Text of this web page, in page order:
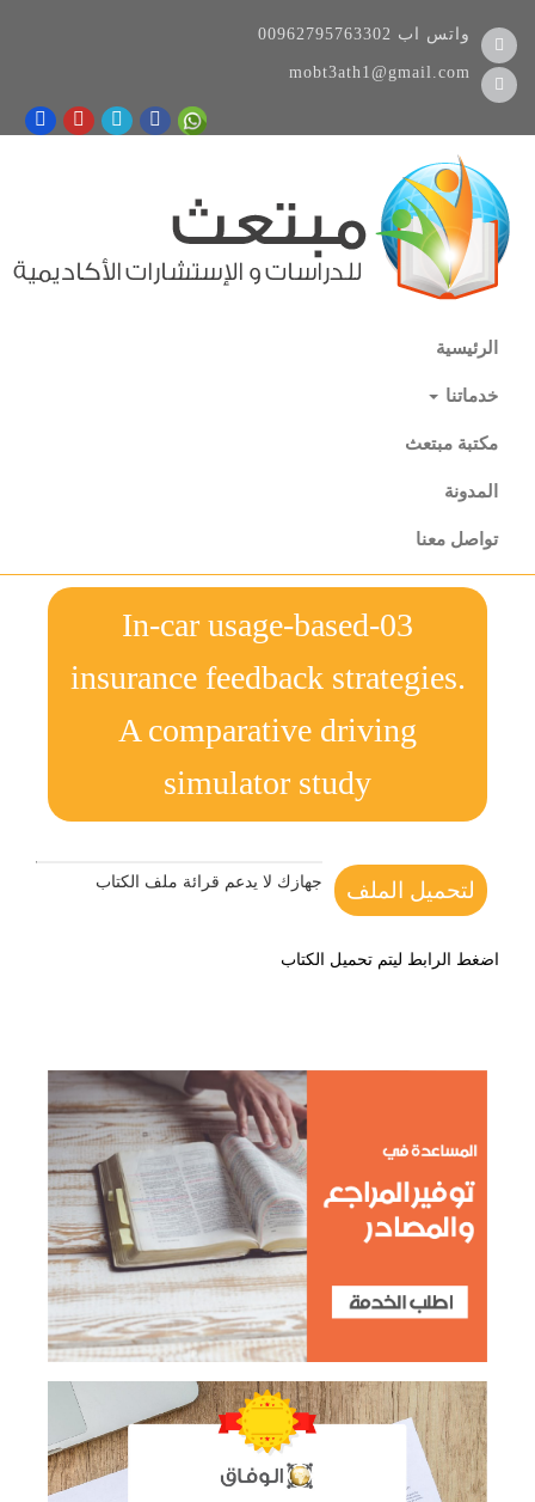
00962795763302 واتس اب
mobt3ath1@gmail.com
الرئيسية
خدماتنا
مكتبة مبتعث
المدونة
تواصل معنا
03-In-car usage-based
insurance feedback strategies.
A comparative driving
simulator study
لتحميل الملف جهازك لا يدعم قرائة ملف الكتاب
اضغط الرابط ليتم تحميل الكتاب